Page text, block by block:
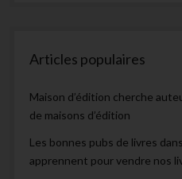
Articles populaires
Maison d’édition cherche
de maisons d’édition
Les bonnes pubs de livres
apprennent pour vendre nos